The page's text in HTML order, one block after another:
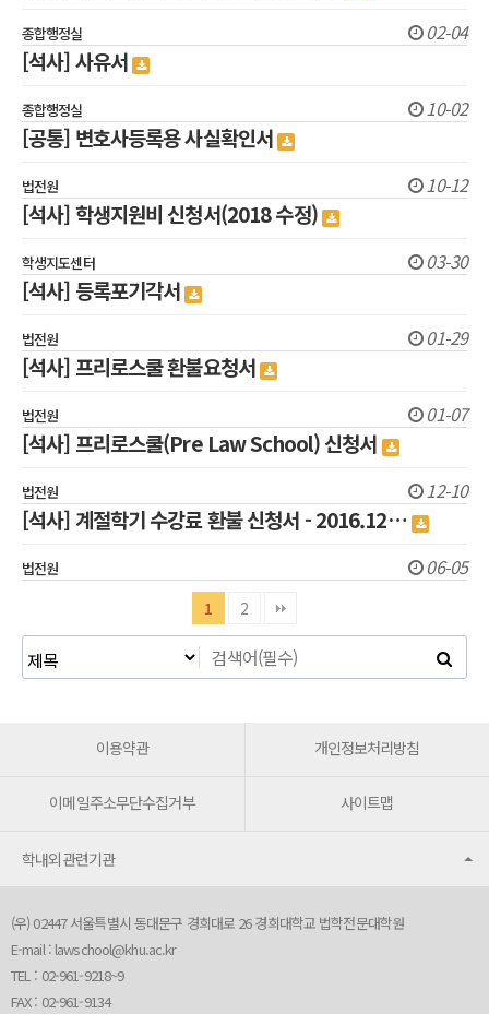
종합행정실 02-04
[석사] 사유서
종합행정실 10-02
[공통] 변호사등록용 사실확인서
법전원 10-12
[석사] 학생지원비 신청서(2018 수정)
학생지도센터 03-30
[석사] 등록포기각서
법전원 01-29
[석사] 프리로스쿨 환불요청서
법전원 01-07
[석사] 프리로스쿨(Pre Law School) 신청서
법전원 12-10
[석사] 계절학기 수강료 환불 신청서 - 2016.12…
법전원 06-05
1 2
이용약관 개인정보처리방침
이메일주소무단수집거부 사이트맵
학내외관련기관
(우) 02447 서울특별시 동대문구 경희대로 26 경희대학교 법학전문대학원
E-mail : lawschool@khu.ac.kr
TEL : 02-961-9218~9
FAX : 02-961-9134